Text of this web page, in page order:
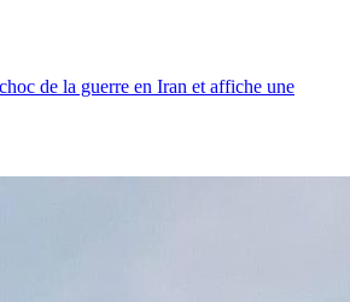
de la guerre en Iran et affiche une